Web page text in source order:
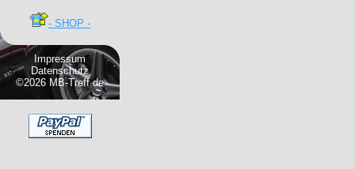
- SHOP -
Impressum
Datenschutz
©2026 MB-Treff.de